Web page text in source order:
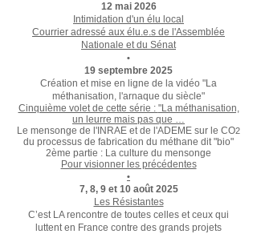
12 mai 2026
Intimidation d'un élu local
Courrier adressé aux élu.e.s de l'Assemblée
Nationale et du Sénat
•
19 septembre 2025
Création et mise en ligne de la vidéo "La
méthanisation, l'arnaque du siècle"
Cinquième volet de cette série : "La méthanisation,
un leurre mais pas que …
Le mensonge de l'INRAE et de l'ADEME sur le CO2
du processus de fabrication du méthane dit "bio"
2ème partie : La culture du mensonge
Pour visionner les précédentes
•
7, 8, 9 et 10 août 2025
Les Résistantes
C’est LA rencontre de toutes celles et ceux qui
luttent en France contre des grands projets